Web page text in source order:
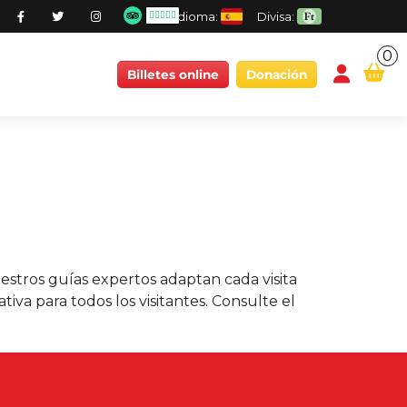
Idioma: Divisa:
Billetes online Donación
0
guías expertos adaptan cada visita
para todos los visitantes. Consulte el